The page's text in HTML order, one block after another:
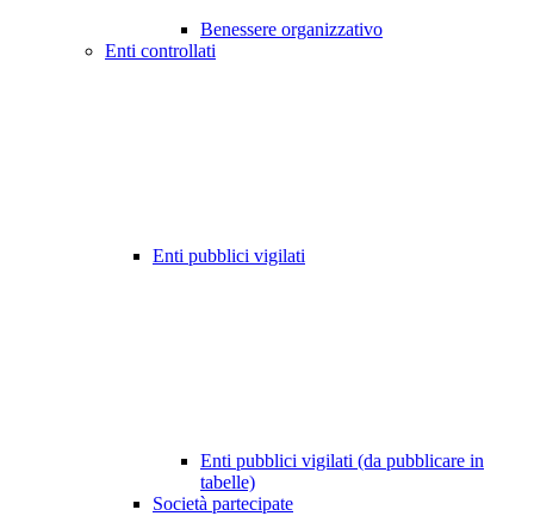
Benessere organizzativo
Enti controllati
Enti pubblici vigilati
Enti pubblici vigilati (da pubblicare in
tabelle)
Società partecipate